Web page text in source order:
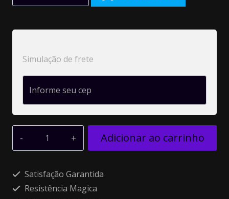
Simulação de frete
Adicionar ao carrinho
Satisfação Garantida
Resistência Magica